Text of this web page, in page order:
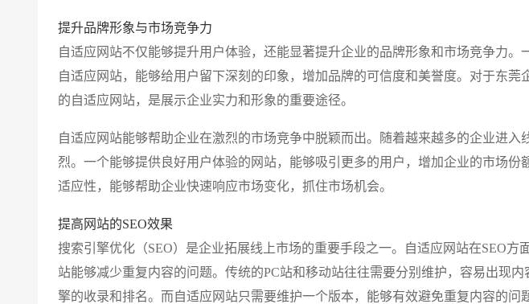
提升品牌形象与市场竞争力
自适应网站不仅能够提升用户体验，还能显著提升企业的品牌形象和市场竞争力。
自适应网站，能够给用户留下深刻的印象，增加品牌的可信度和美誉度。对于东莞
的自适应网站，是展示企业实力和形象的重要途径。
自适应网站能够帮助企业在激烈的市场竞争中脱颖而出。随着越来越多的企业进入
烈。一个能够提供良好用户体验的网站，能够吸引更多的用户，增加企业的市场份
适应性，能够帮助企业快速响应市场变化，抓住市场机会。
提高网站的SEO效果
搜索引擎优化（SEO）是企业拓展线上市场的重要手段之一。自适应网站在SEO方
站能够减少重复内容的问题。传统的PC站和移动站往往需要分别维护，容易出现内
擎的收录和排名。而自适应网站只需要维护一个版本，能够有效避免重复内容的问